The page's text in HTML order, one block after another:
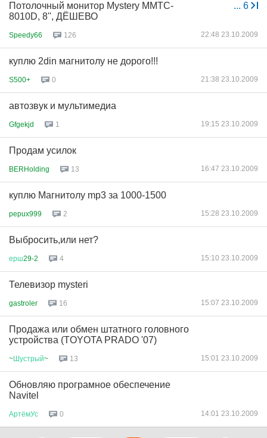
... 6
Потолочный монитор Mystery MMTC-
8010D, 8'', ДЁШЕВО
Speedy66 126 22:48 23.10.2009
куплю 2din магнитолу не дорого!!!
S500+ 0 21:38 23.10.2009
автозвук и мультимедиа
Gfgekjd 1 19:15 23.10.2009
Продам усилок
BERHolding 13 16:47 23.10.2009
куплю Магнитолу mp3 за 1000-1500
pepux999 2 15:28 23.10.2009
Выбросить,или нет?
ерш29-2 4 15:10 23.10.2009
Телевизор mysteri
gastroler 16 15:07 23.10.2009
Продажа или обмен штатного головного
устройства (TOYOTA PRADO '07)
~Шустрый~ 13 15:01 23.10.2009
Обновляю програмное обеспечение
Navitel
АртёмУс 0 14:01 23.10.2009